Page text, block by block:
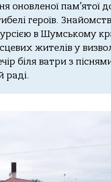
оновленої пам’ятої
героїв.
в Шумському
жителів у
біля ватри з
раді.